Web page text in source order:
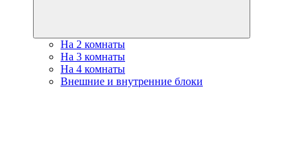
На 2 комнаты
На 3 комнаты
На 4 комнаты
Внешние и внутренние блоки